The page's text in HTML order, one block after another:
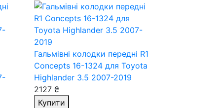
Гальмівні колодки передні R1
Concepts 16-1324 для Toyota
Highlander 3.5 2007-2019
2127 ₴
Купити